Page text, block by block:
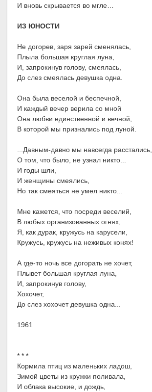
И вновь скрывается во мгле…
ИЗ ЮНОСТИ
Не догорев, заря зарей сменялась,
Плыла большая круглая луна,
И, запрокинув голову, смеялась,
До слез смеялась девушка одна.
Она была веселой и беспечной,
И каждый вечер верила со мной
Она любви единственной и вечной,
В которой мы признались под луной.
...Давным-давно мы навсегда расстались,
О том, что было, не узнал никто...
И годы шли,
И женщины смеялись,
Но так смеяться не умел никто...
Мне кажется, что посреди веселий,
В любых организованных огнях,
Я, как дурак, кружусь на карусели,
Кружусь, кружусь на неживых конях!
А где-то ночь все догорать не хочет,
Плывет большая круглая луна,
И, запрокинув голову,
Хохочет,
До слез хохочет девушка одна...
1961
* * *
Кормила птиц из маленьких ладош,
Зимой цветы из кружки поливала,
И облака высокие, и дождь,